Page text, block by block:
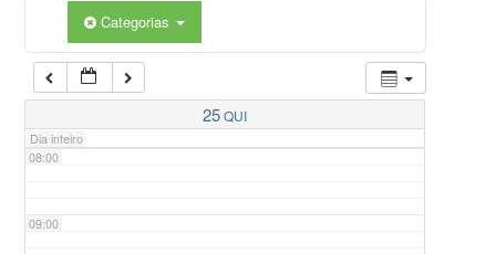
Categorias
25QUI
Dia inteiro
07:00
08:00
09:00